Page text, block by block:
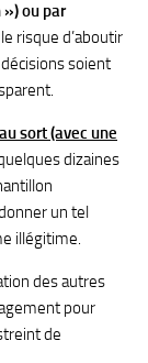
ou par
risque d’aboutir
soient
sort (avec une
dizaines
un tel
illégitime.
des autres
pour
de